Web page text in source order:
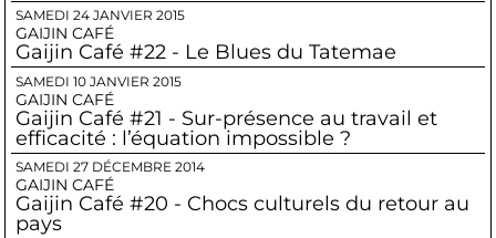
SAMEDI 24 JANVIER 2015
GAIJIN CAFÉ
Gaijin Café #22 - Le Blues du Tatemae
SAMEDI 10 JANVIER 2015
GAIJIN CAFÉ
Gaijin Café #21 - Sur-présence au travail et
efficacité : l’équation impossible ?
SAMEDI 27 DÉCEMBRE 2014
GAIJIN CAFÉ
Gaijin Café #20 - Chocs culturels du retour au
pays